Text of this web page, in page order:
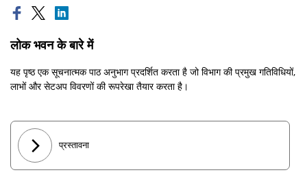
लोक भवन के बारे में
यह पृष्ठ एक सूचनात्मक पाठ अनुभाग प्रदर्शित करता है जो विभाग की प्रमुख गतिविधियों,
लाभों और सेटअप विवरणों की रूपरेखा तैयार करता है।
प्रस्तावना